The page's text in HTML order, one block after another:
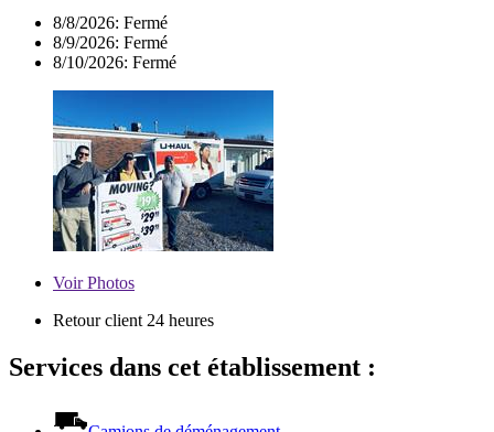
8/8/2026: Fermé
8/9/2026: Fermé
8/10/2026: Fermé
VoirPhotos
Retour client 24 heures
Services dans cet établissement :